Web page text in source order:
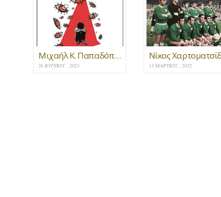
Μιχαήλ Κ. Παπαδόπουλος ‘Φυλακισμένα γράμματα’ * εκδ. «Mανδραγόρας» Αθήνα 2023
26 ΙΟΥΝΊΟΥ , 2023 13 ΜΑΡΤΊΟΥ , 2022